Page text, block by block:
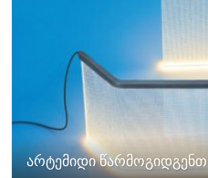
არტემიდი წარმოგიდგენთ